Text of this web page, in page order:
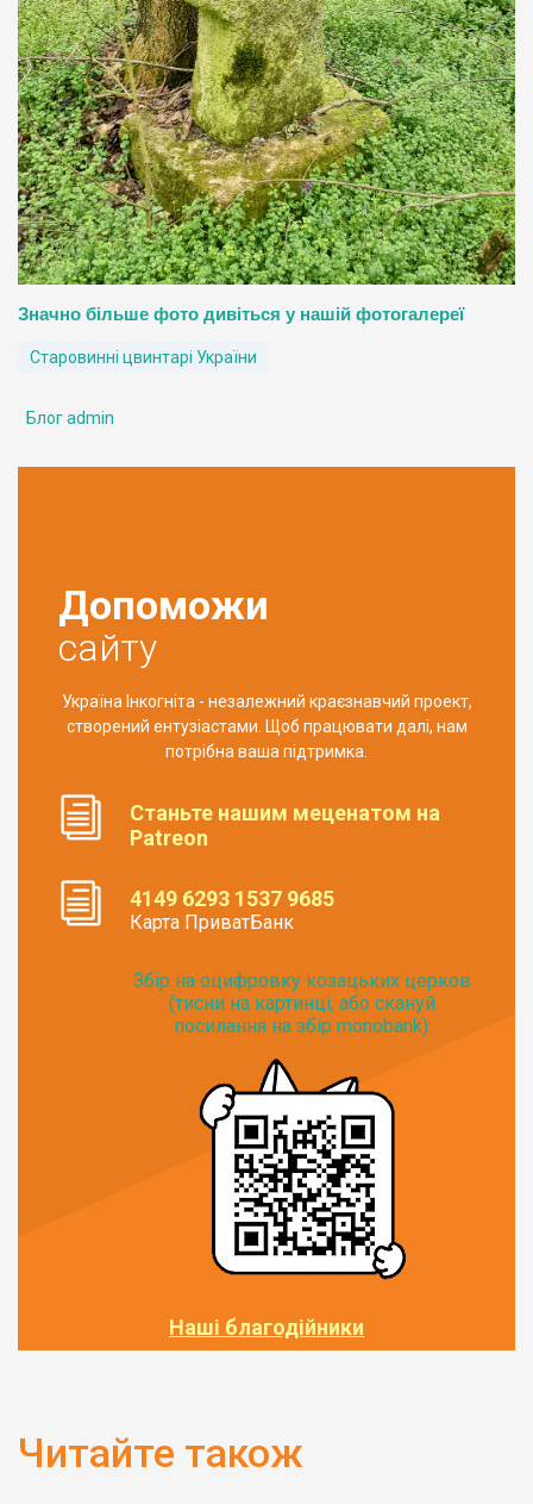
Значно більше фото дивіться у нашій фотогалереї
Старовинні цвинтарі України
Блог admin
Допоможи
сайту
Україна Інкогніта - незалежний краєзнавчий проект,
створений ентузіастами. Щоб працювати далі, нам
потрібна ваша підтримка.
Станьте нашим меценатом на
Patreon
4149 6293 1537 9685
Карта ПриватБанк
Збір на оцифровку козацьких церков
(тисни на картинці, або скануй
посилання на збір monobank):
Наші благодійники
Читайте також